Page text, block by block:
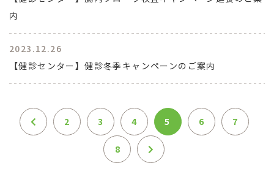
内
2023.12.26
【健診センター】健診冬季キャンペーンのご案内
2 3 4 5 6 7
8